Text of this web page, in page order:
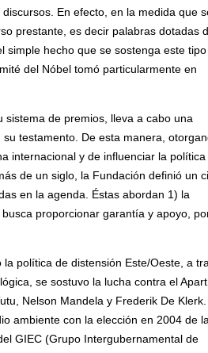
En efecto, en la medida que
prestante, es decir palabras dotadas
simple hecho que se sostenga este
del Nóbel tomó particularmente en
de premios, lleva a cabo una
testamento. De esta manera,
internacional y de influenciar la política
de un siglo, la Fundación definió un
en la agenda. Éstas abordan 1) la
proporcionar garantía y apoyo,
política de distensión Este/Oeste, a
se sostuvo la lucha contra el
Nelson Mandela y Frederik De
ambiente con la elección en 2004 de la
GIEC (Grupo Intergubernamental de